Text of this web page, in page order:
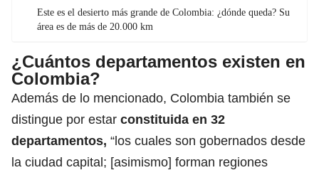
Este es el desierto más grande de Colombia: ¿dónde queda? Su
área es de más de 20.000 km
¿Cuántos departamentos existen en
Colombia?
Además de lo mencionado, Colombia también se
distingue por estar constituida en 32
departamentos, “los cuales son gobernados desde
la ciudad capital; [asimismo] forman regiones